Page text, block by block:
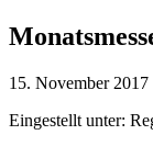
15. November 2017
Eingestellt unter: